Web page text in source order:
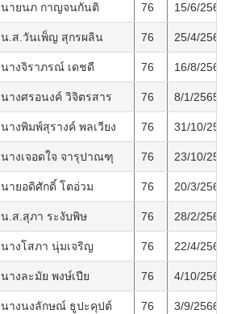
นายนภ กาญจนกันติ 76 15/6/2569
น.ส.วันเพ็ญ สุกรผลิน 76 25/4/2564
นางจิราภรณ์ เดชดี 76 16/8/2564
นางศรอนงค์ วิจิตรสาร 76 8/1/2565
นางพิมพ์สุรางค์ พลเวียง 76 31/10/
นางเจอดใจ จารุปาณฑุ 76 23/10/
นายอดิศักดิ์ โตอ่วม 76 20/3/2566
น.ส.สุภา ระงับพิษ 76 28/2/2565
นางโสภา นุ่มเจริญ 76 22/4/2565
นางละมัย พงษ์เปีย 76 4/10/2566
นางนงลักษณ์ ธูปะคุปต์ 76 3/9/2566